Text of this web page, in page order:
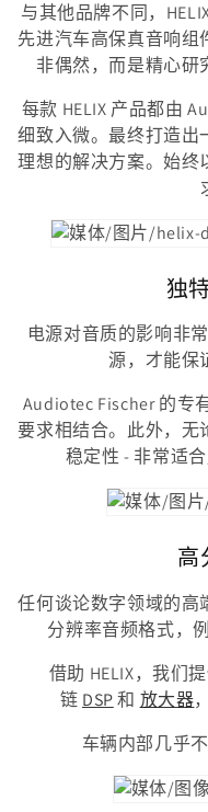
与其他品牌不同，
先进汽车高保真音响组
非偶然，而是精心研
每款 HELIX 产品都由
细致入微。最终打造出
理想的解决方案。始终
独
电源对音质的影响非
源，才能保
Audiotec Fischer 的专
要求相结合。此外，无
稳定性 - 非常适
高
任何谈论数字领域的高
分辨率音频格式，
借助 HELIX，我们
链 DSP 和 放大器
车辆内部几乎